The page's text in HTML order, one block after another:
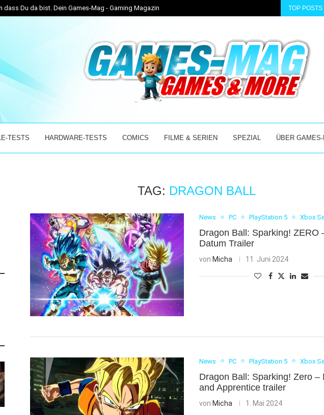
dass Du da bist. Dein Games-Mag - Gaming Magazin TOP POSTS
HUNTER RELEASE LIVETICKER! – DER... ENTER THE CHRONOSPHERE ÜBERZEUGT IM EARLY
TESTS HARDWARE-TESTS COMICS FILME & SERIEN SPEZIAL ÜBER
TAG: DRAGON BALL
News PC PlayStation 5 Xbox
Dragon Ball: Sparking! ZERO
Datum Trailer
von Micha 11. Juni 2024
News PC PlayStation 5 Xbox
Dragon Ball: Sparking! Zero –
and Apprentice trailer
von Micha 1. Mai 2024